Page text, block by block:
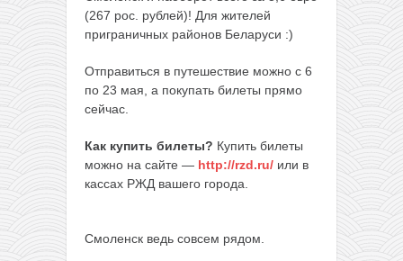
(267 рос. рублей)! Для жителей
приграничных районов Беларуси :)
Отправиться в путешествие можно с 6
по 23 мая, а покупать билеты прямо
сейчас.
Как купить билеты? Купить билеты
можно на сайте — http://rzd.ru/ или в
кассах РЖД вашего города.
Смоленск ведь совсем рядом.